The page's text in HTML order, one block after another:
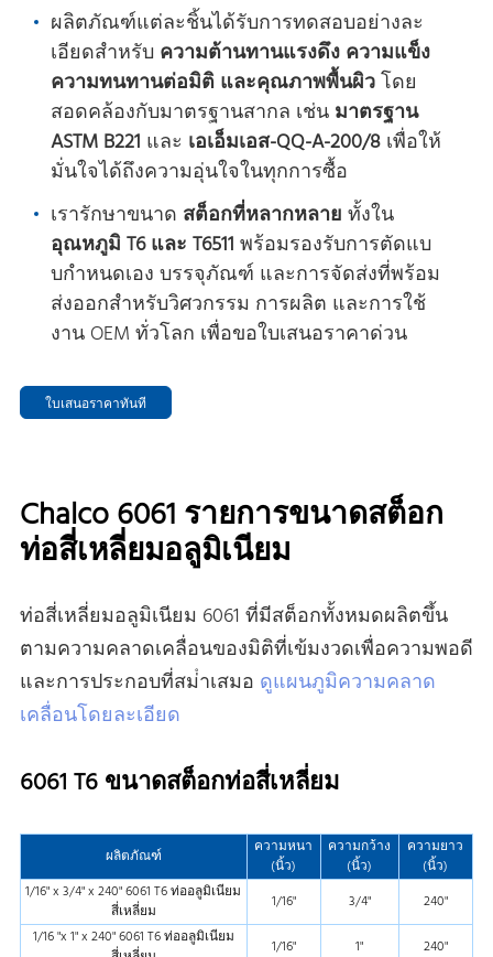
ผลิตภัณฑ์แต่ละชิ้นได้รับการทดสอบอย่างละ
เอียดสําหรับ ความต้านทานแรงดึง ความแข็ง
ความทนทานต่อมิติ และคุณภาพพื้นผิวโดย
สอดคล้องกับมาตรฐานสากล เช่น มาตรฐาน
ASTM B221 และ เอเอ็มเอส-QQ-A-200/8เพื่อให้
มั่นใจได้ถึงความอุ่นใจในทุกการซื้อ
เรารักษาขนาด สต็อกที่หลากหลาย ทั้งใน
อุณหภูมิ T6 และ T6511 พร้อมรองรับการตัดแบ
บกําหนดเอง บรรจุภัณฑ์ และการจัดส่งที่พร้อม
ส่งออกสําหรับวิศวกรรม การผลิต และการใช้
งาน OEM ทั่วโลก เพื่อขอใบเสนอราคาด่วน
ใบเสนอราคาทันที
Chalco 6061 รายการขนาดสต็อก
ท่อสี่เหลี่ยมอลูมิเนียม
ท่อสี่เหลี่ยมอลูมิเนียม 6061 ที่มีสต็อกทั้งหมดผลิตขึ้น
ตามความคลาดเคลื่อนของมิติที่เข้มงวดเพื่อความพอดี
และการประกอบที่สม่ําเสมอ ดูแผนภูมิความคลาด
เคลื่อนโดยละเอียด
6061 T6 ขนาดสต็อกท่อสี่เหลี่ยม
ผลิตภัณฑ์
ความหนา
(นิ้ว)
ความกว้าง
(นิ้ว)
ความยาว
(นิ้ว)
1/16" x 3/4" x 240" 6061 T6 ท่ออลูมิเนียม
สี่เหลี่ยม
1/16" 3/4"
240"
1/16 "x 1" x 240" 6061 T6 ท่ออลูมิเนียม
1/16" 1" 240"